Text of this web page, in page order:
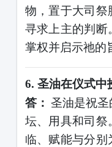
物，置于大司祭
寻求上主的判断
掌权并启示祂的
6. 圣油在仪式中
答： 圣油是祝
坛、用具和司祭
临、赋能与分